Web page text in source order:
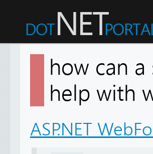
how can
help with
ASP.NET